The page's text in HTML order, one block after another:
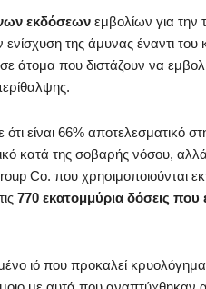
εκδόσεων εμβολίων για
της άμυνας έναντι
άτομα που διστάζουν να
είναι 66% αποτελεσματικό
κατά της σοβαρής νόσου, αλλά
Co. που χρησιμοποιούνται
770 εκατομμύρια δόσεις που
ιό που προκαλεί